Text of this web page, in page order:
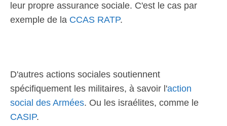
leur propre assurance sociale. C'est le cas par
exemple de la CCAS RATP.
D'autres actions sociales soutiennent
spécifiquement les militaires, à savoir l'action
social des Armées. Ou les israélites, comme le
CASIP.